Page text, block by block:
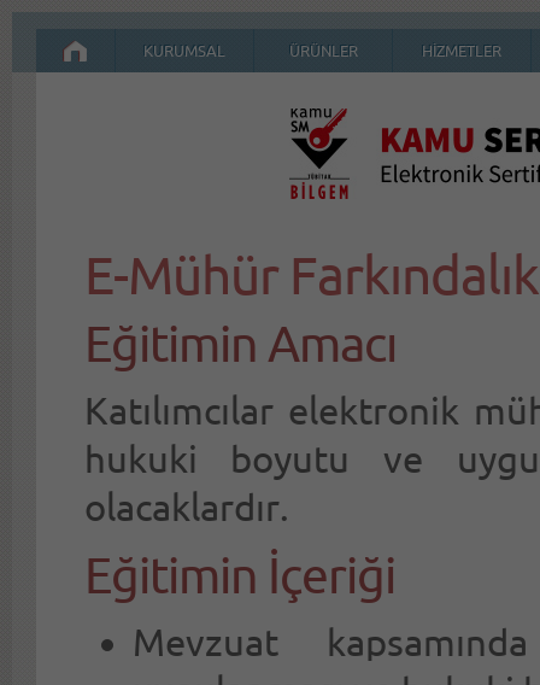
KURUMSAL ÜRÜNLER HİZMETLER
E-Mühür
Eğitimin Amacı
Katılımcılar elektronik
hukuki boyutu ve
olacaklardır.
Eğitimin İçeriği
Mevzuat